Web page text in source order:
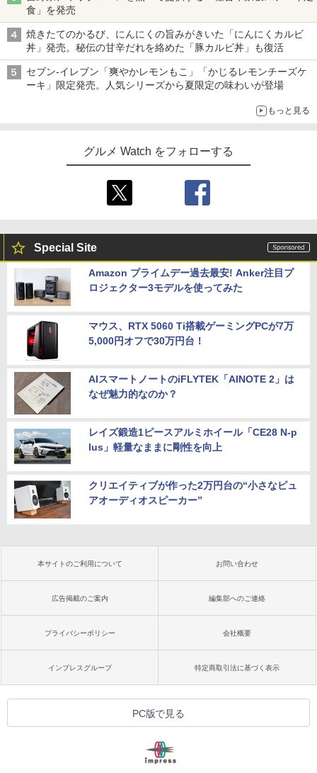
食」を発売
焼きたてのかるび、にんにくの旨みがきいた「にんにくカルビ
丼」発売。秘伝の甘辛だれを絡めた「豚カルビ丼」も復活
セブン-イレブン「爽やかレモンもこ」「かじるレモンチーズケ
ーキ」限定発売。人気シリーズから夏限定の味わいが登場
もっと見る
グルメ Watch をフォローする
Special Site
Amazon プライムデー過去最安! Anker注目プ
ロジェクター3モデルを使ってみた
マウス、RTX 5060 Ti搭載ゲーミングPCが7万
5,000円オフで30万円台！
AIスマートノートのiFLYTEK「AINOTE 2」は
なぜ魅力的なのか？
レイズ鍛造1ピースアルミホイール「CE28 N-p
lus」軽量なままに剛性を向上
クリエイティブが作った2万円台の“小さなピュ
アオーディオスピーカー”
本サイトのご利用について お問い合わせ
広告掲載のご案内 編集部へのご連絡
プライバシーポリシー 会社概要
インプレスグループ 特定商取引法に基づく表示
PC版で見る